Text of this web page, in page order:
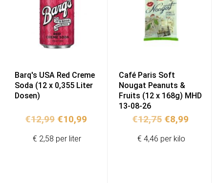
Barq's USA Red Creme
Soda (12 x 0,355 Liter
Dosen)
€12,99 Ursprünglicher
war:
€10,99Aktueller
€ 2,58 per liter
Café Paris Soft
Nougat Peanuts &
Fruits (12 x 168g) MHD
13-08-26
€12,75
war:
€8,99
€ 4,46 per kilo